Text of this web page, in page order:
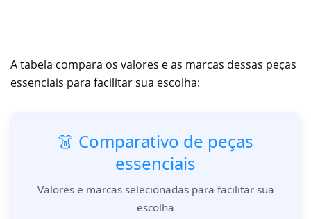
A tabela compara os valores e as marcas dessas peças
essenciais para facilitar sua escolha:
👗 Comparativo de peças
essenciais
Valores e marcas selecionadas para facilitar sua
escolha